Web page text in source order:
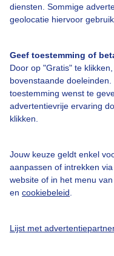
diensten. Sommige
geolocatie hiervoor
Geef toestemming of
Door op "Gratis" te
bovenstaande
toestemming wenst te
advertentievrije ervaring
klikken.
Jouw keuze geldt enkel
aanpassen of intrekken
website of in het menu
en cookiebeleid
Lijst met
Bedrijfsgegevens
Contact
Toegankelijkheid
Adverteren
Privacy beleid
Cookie beleid